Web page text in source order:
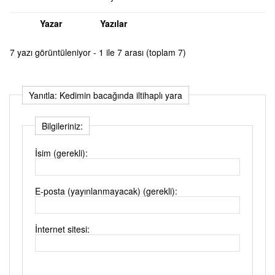
Yazar Yazılar
7 yazı görüntüleniyor - 1 ile 7 arası (toplam 7)
Yanıtla: Kedimin bacağında iltihaplı yara
Bilgileriniz:
İsim (gerekli):
E-posta (yayınlanmayacak) (gerekli):
İnternet sitesi: